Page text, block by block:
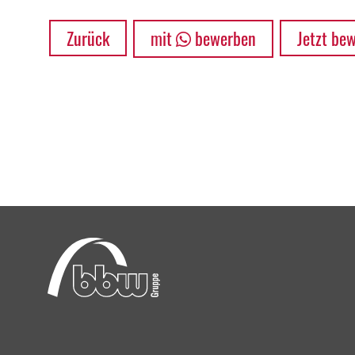
Zurück mit bewerben Jetzt